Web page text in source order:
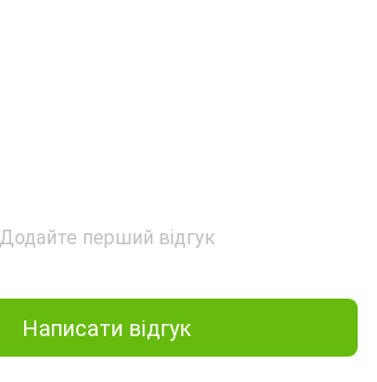
Додайте перший відгук
Написати відгук